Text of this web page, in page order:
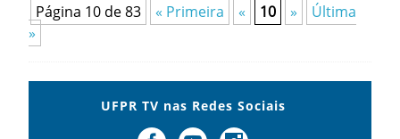
Página 10 de 83 « Primeira « 10 »
Última
»
UFPR TV nas Redes Sociais